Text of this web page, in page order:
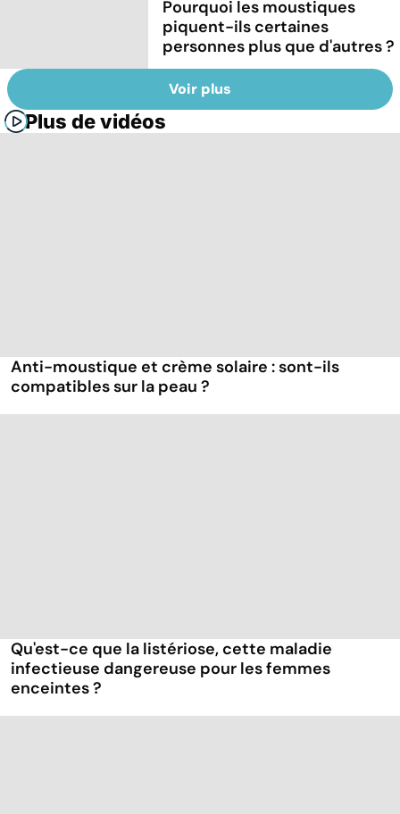
Pourquoi les moustiques
piquent-ils certaines
personnes plus que d'autres ?
Voir plus
Plus de vidéos
Anti-moustique et crème solaire : sont-ils
compatibles sur la peau ?
Qu'est-ce que la listériose, cette maladie
infectieuse dangereuse pour les femmes
enceintes ?